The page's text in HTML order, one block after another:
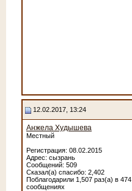
12.02.2017, 13:24
Анжела Худышева
Местный
Регистрация: 08.02.2015
Адрес: сызрань
Сообщений: 509
Сказал(а) спасибо: 2,402
Поблагодарили 1,507 раз(а) в 474
сообщениях